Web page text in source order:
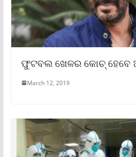
ଫୁଟବଲ ଖେଳର କୋଚ୍ ହେବେ
March 12, 2019